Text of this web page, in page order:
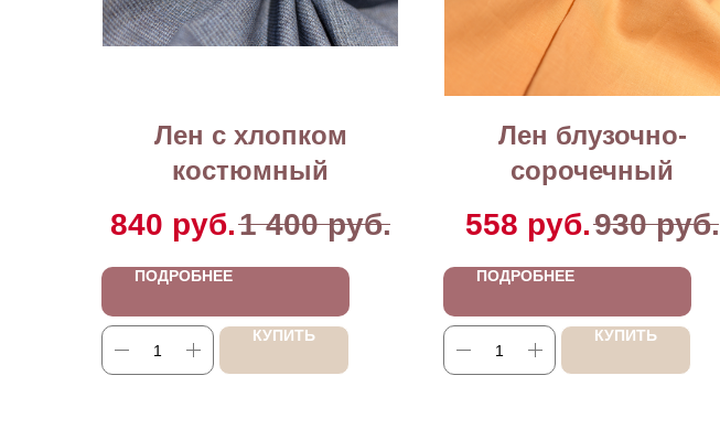
Лен с хлопком
костюмный
840 руб.1 400 руб.
ПОДРОБНЕЕ
КУПИТЬ
Лен блузочно-
сорочечный
558 руб.930 руб.
ПОДРОБНЕЕ
КУПИТЬ